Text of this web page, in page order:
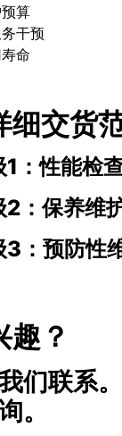
算
干预
命
细交货
1：性能检
务
测试
升级
性试验
执行器参数以改
执行时间点
期间
2：保养维
态分析
定易损件
试（如需要）
备记录
务报告
3：预防性
试
定易损件
试（如需要）
有零部件
趣？
们联系
。